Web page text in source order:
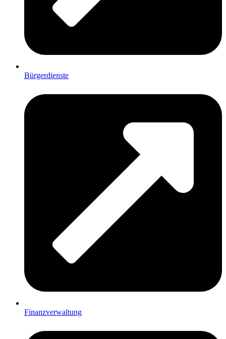
Bürgerdienste
Finanzverwaltung